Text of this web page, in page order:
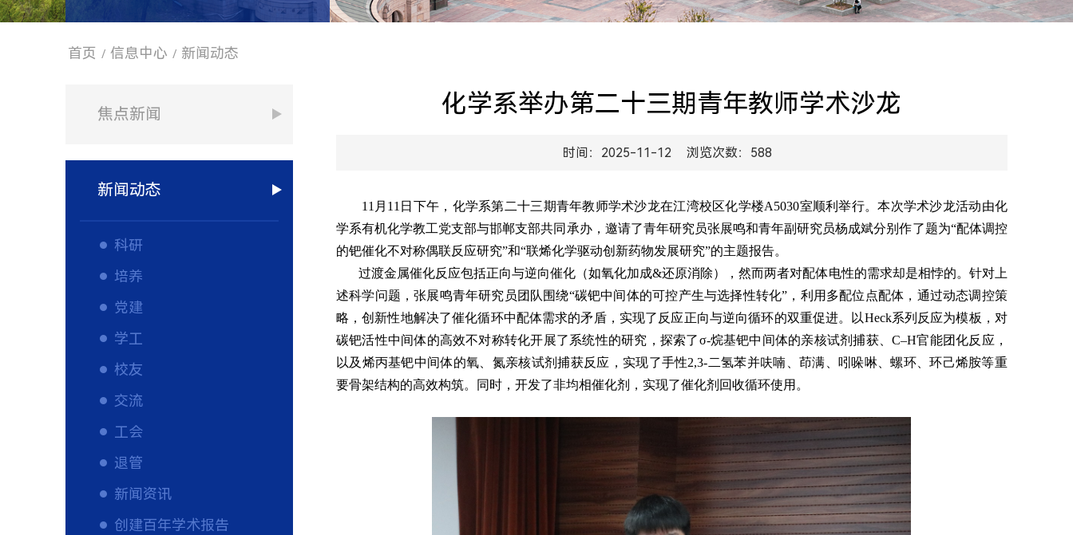
首页 / 信息中心 / 新闻动态
焦点新闻
新闻动态
科研
培养
党建
学工
校友
交流
工会
退管
新闻资讯
创建百年学术报告
化学系举办第二十三期青年教师学术沙龙
时间：2025-11-12 浏览次数： 588
11 月 11 日下午，化学系第二十三期青年教师学术沙龙在江湾校区化学楼A5030室顺利举行。本次学术沙龙活动由化
学系有机化学教工党支部与邯郸支部共同承办，邀请了青年研究员张展鸣和青年副研究员杨成斌分别作了题为“配体调控
的钯催化不对称偶联反应研究”和“联烯化学驱动创新药物发展研究”的主题报告。
过渡金属催化反应包括正向与逆向催化（如氧化加成&还原消除），然而两者对配体电性的需求却是相悖的。针对上
述科学问题，张展鸣青年研究员团队围绕“碳钯中间体的可控产生与选择性转化”，利用多配位点配体，通过动态调控策
略，创新性地解决了催化循环中配体需求的矛盾，实现了反应正向与逆向循环的双重促进。以Heck系列反应为模板，对
碳钯活性中间体的高效不对称转化开展了系统性的研究，探索了σ-烷基钯中间体的亲核试剂捕获、C–H官能团化反应，
以及烯丙基钯中间体的氧、氮亲核试剂捕获反应，实现了手性2,3-二氢苯并呋喃、茚满、吲哚啉、螺环、环己烯胺等重
要骨架结构的高效构筑。同时，开发了非均相催化剂，实现了催化剂回收循环使用。